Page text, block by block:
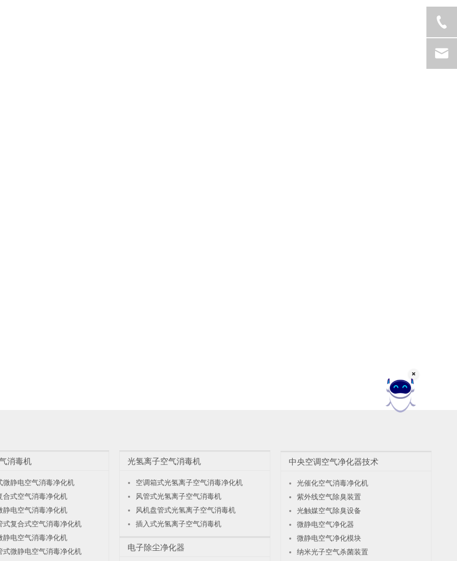
消毒机
微静电空气消毒净化机
合式空气消毒净化机
静电空气消毒净化机
式复合式空气消毒净化机
静电空气消毒净化机
式微静电空气消毒净化机
光氢离子空气消毒机
空调箱式光氢离子空气消毒净化机
风管式光氢离子空气消毒机
风机盘管式光氢离子空气消毒机
插入式光氢离子空气消毒机
电子除尘净化器
中央空调空气净化器技术
光催化空气消毒净化机
紫外线空气除臭装置
光触媒空气除臭设备
微静电空气净化器
微静电空气净化模块
纳米光子空气杀菌装置